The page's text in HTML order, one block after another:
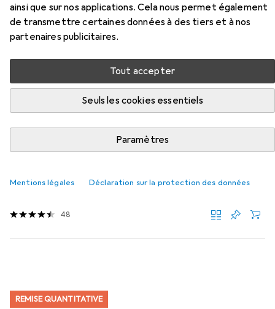
ainsi que sur nos applications. Cela nous permet également
de transmettre certaines données à des tiers et à nos
partenaires publicitaires.
Tout accepter
Seuls les cookies essentiels
Paramètres
Mentions légales Déclaration sur la protection des données
Populaire Matériaux De Protection
Liste des produits
EUR
11,12 à partir de 4 pièces EUR
0,66/1m
48
REMISE QUANTITATIVE